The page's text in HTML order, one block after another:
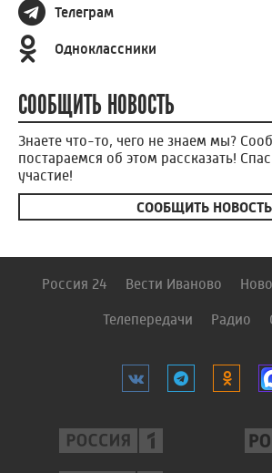
Телеграм
Одноклассники
СООБЩИТЬ НОВОСТЬ
Знаете что-то, чего не знаем мы?
постараемся об этом рассказать!
участие!
СООБЩИТЬ НОВОСТЬ
Россия 24 Вести Иваново
Телепередачи Радио